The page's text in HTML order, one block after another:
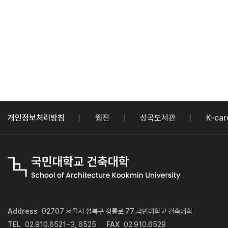
개인정보처리방침 웹진 성곡도서관 K-
Address 02707 서울시 성북구 정릉로 77 국민대학교 건축대학
TEL 02.910.6521~3, 6525 FAX 02.910.6529